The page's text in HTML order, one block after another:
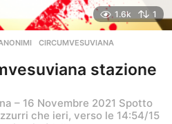
1.6k 1
CIRCUMVESUVIANA
stazione
– 16 Novembre 2021 Spotto
che ieri, verso le 14:54/15